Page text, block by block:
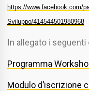
https://www.facebook.com/
Sviluppo/414544501980968
In allegato i
Programma
Modulo d’iscrizione